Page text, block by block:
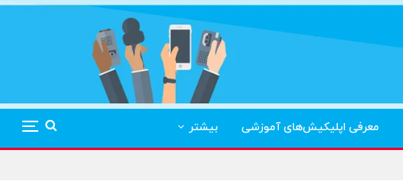
معرفی اپلیکیش‌های آموزشی بیشتر